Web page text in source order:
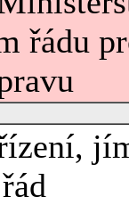
řádu